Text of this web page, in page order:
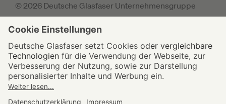
© 2026 Deutsche Glasfaser Unternehmensgruppe